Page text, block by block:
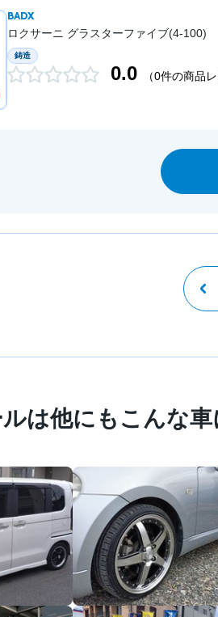
BADX
ロクサーニ グラスターファイブ(4-100)
鋳造
0.0 （0件の商品
は他にもこんな